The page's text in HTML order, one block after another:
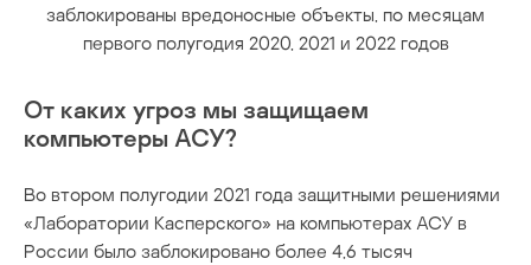
заблокированы вредоносные объекты, по месяцам
первого полугодия 2020, 2021 и 2022 годов
От каких угроз мы защищаем
компьютеры АСУ?
Во втором полугодии 2021 года защитными решениями
«Лаборатории Касперского» на компьютерах АСУ в
России было заблокировано более 4,6 тысяч